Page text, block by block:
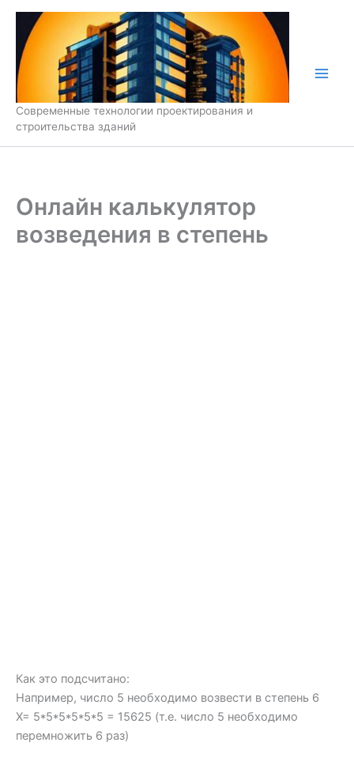
Перейти
содержимому
Современные технологии проектирования и
строительства зданий
Онлайн калькулятор
возведения в степень
Как это подсчитано:
Например, число 5 необходимо возвести в степень 6
Х= 5*5*5*5*5*5 = 15625 (т.е. число 5 необходимо
перемножить 6 раз)